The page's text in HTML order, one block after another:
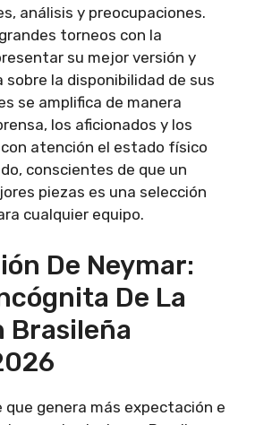
análisis y preocupaciones.
torneos con la
su mejor versión y
sobre la disponibilidad de sus
se amplifica de manera
los aficionados y los
atención el estado físico
conscientes de que un
piezas es una selección
cualquier equipo.
De Neymar:
De La
Brasileña
que genera más expectación e